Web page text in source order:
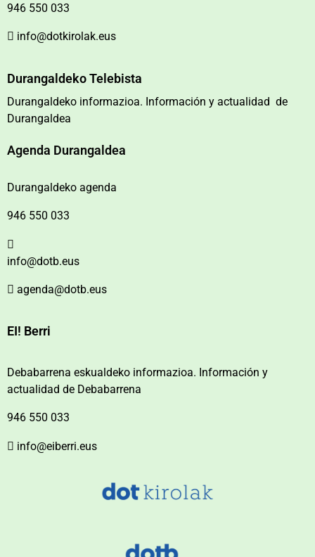
946 550 033
info@dotkirolak.eus
Durangaldeko Telebista
Durangaldeko informazioa. Información y actualidad de
Durangaldea
Agenda Durangaldea
Durangaldeko agenda
946 550 033
info@dotb.eus
agenda@dotb.eus
EI! Berri
Debabarrena eskualdeko informazioa. Información y
actualidad de Debabarrena
946 550 033
info@eiberri.eus